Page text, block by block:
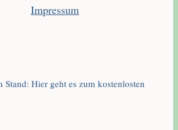
Impressum
Stand: Hier geht es zum kostenlosten